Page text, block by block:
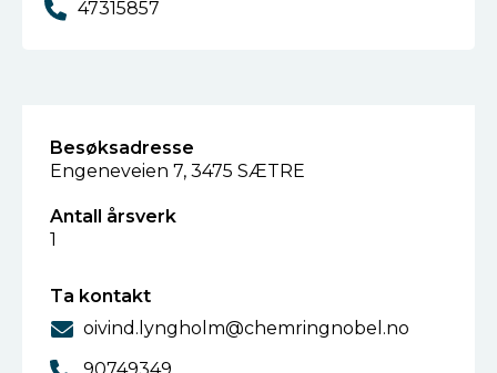
47315857
Besøksadresse
Engeneveien 7, 3475 SÆTRE
Antall årsverk
1
Ta kontakt
oivind.lyngholm@chemringnobel.no